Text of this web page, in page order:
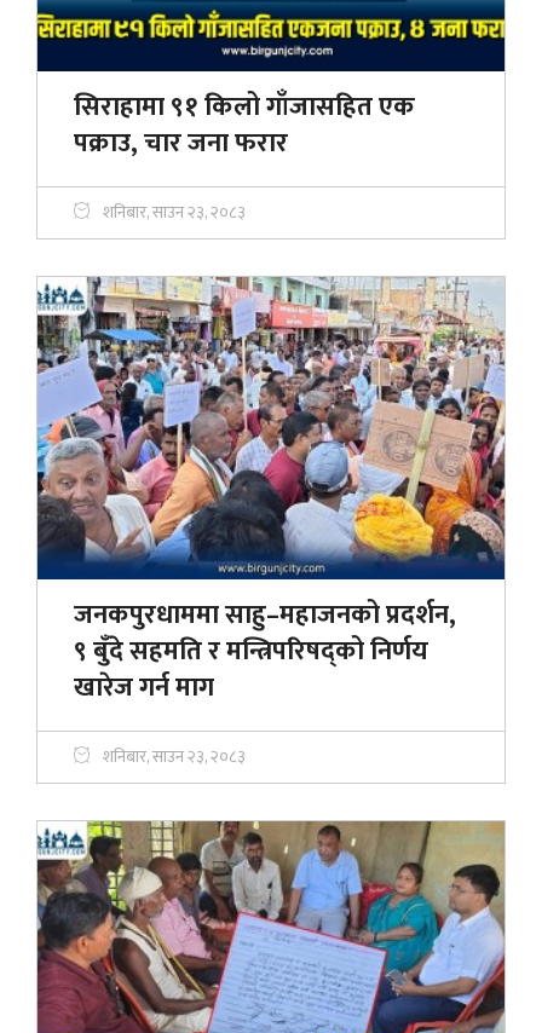
सिराहामा ९१ किलो गाँजासहित एक
पक्राउ, चार जना फरार
शनिबार, साउन २३, २०८३
जनकपुरधाममा साहु–महाजनको प्रदर्शन,
९ बुँदे सहमति र मन्त्रिपरिषद्को निर्णय
खारेज गर्न माग
शनिबार, साउन २३, २०८३